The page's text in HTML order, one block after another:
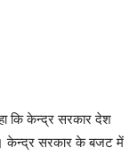
कि केन्द्र सरकार देश
केन्द्र सरकार के बजट में